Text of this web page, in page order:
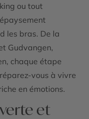
ou tout
les bras. De la
Gudvangen,
chaque étape
vous à vivre
en émotions.
et